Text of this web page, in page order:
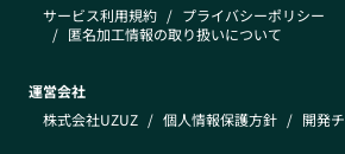
サービス利用規約 / プライバシーポリシー
/ 匿名加工情報の取り扱いについて
運営会社
株式会社UZUZ / 個人情報保護方針 / 開発